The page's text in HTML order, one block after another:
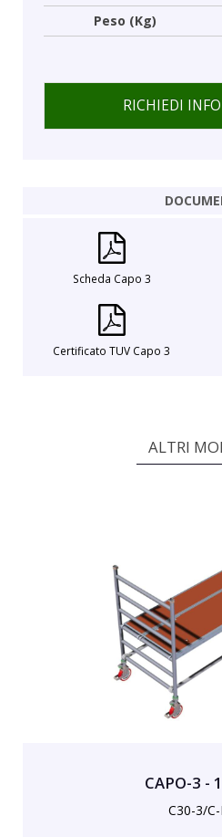
Peso (Kg)
RICHIEDI
Scheda Capo 3
Certificato TUV Capo 3
ALTRI
CAPO-3 -
C30-3/